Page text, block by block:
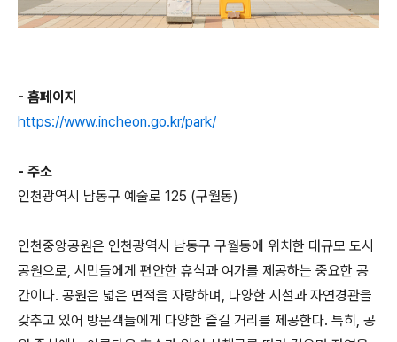
- 홈페이지
https://www.incheon.go.kr/park/
- 주소
인천광역시 남동구 예술로 125 (구월동)
인천중앙공원은 인천광역시 남동구 구월동에 위치한 대규모 도시
공원으로, 시민들에게 편안한 휴식과 여가를 제공하는 중요한 공
간이다. 공원은 넓은 면적을 자랑하며, 다양한 시설과 자연경관을
갖추고 있어 방문객들에게 다양한 즐길 거리를 제공한다. 특히, 공